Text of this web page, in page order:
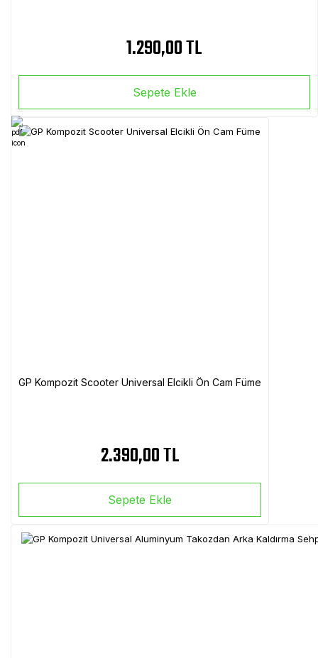
1.290,00 TL
Sepete Ekle
GP Kompozit Scooter Universal Elcikli Ön Cam Füme
2.390,00 TL
Sepete Ekle